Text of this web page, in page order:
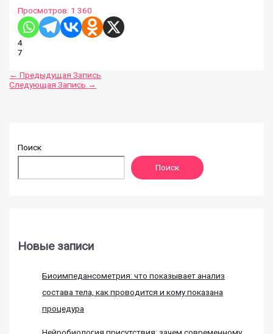
Просмотров: 1 360
4
7
← Предыдущая Запись
Следующая Запись →
Поиск
Поиск
Новые записи
Биоимпедансометрия: что показывает анализ
состава тела, как проводится и кому показана
процедура